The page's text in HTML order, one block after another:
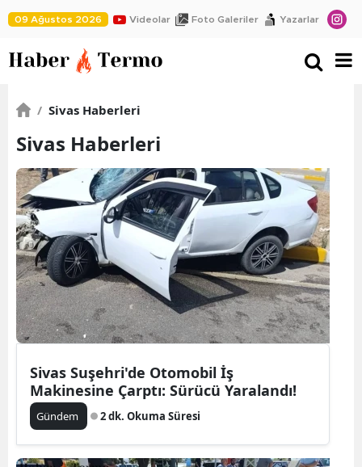
09 Ağustos 2026 Videolar Foto Galeriler Yazarlar
/ Sivas Haberleri
Sivas Haberleri
Sivas Suşehri'de Otomobil İş
Makinesine Çarptı: Sürücü Yaralandı!
Gündem 2 dk. Okuma Süresi